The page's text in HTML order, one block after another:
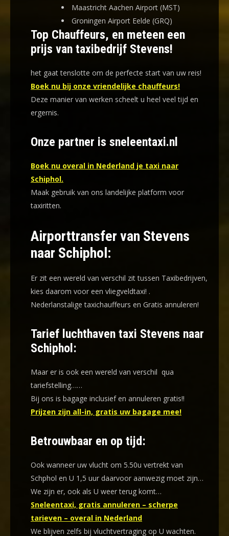
Maastricht Aachen Airport (MST)
Groningen Airport Eelde (GRQ)
Top Chauffeurs, en meteen een
prijs van taxibedrijf Stevens!
het gaat tenslotte om de perfecte start van uw reis!
Boek nu bij onze vriendelijke chauffeurs!
Deze manier van werken scheelt u heel veel tijd en
ergernis.
Onze partner is sneleentaxi.nl
Boek nu overal in Nederland je taxi naar
Schiphol.
Maak gebruik van ons landelijke platform voor
taxiritten.
Airporttransfer van Stevens
naar Schiphol:
Er zit een wereld van verschil zit tussen Taxibedrijven,
kies daarom voor een vliegveldtaxi! .
Nederlanstalige taxichauffeurs en Gratis annuleren!
Tarief luchthaven taxi Stevens naar
Schiphol:
Maar er is ook een wereld van verschil qua
tariefstelling……
Bij ons is bagage inclusief en annuleren gratis!!
Prijzen zijn all-in, gratis uw bagage mee!
Betrouwbaar en op tijd:
Ook wanneer uw vlucht om 5.50u vertrekt van
Schphol en U 1,5 uur daarvoor aanwezig moet zijn…
We zijn er, ook als U weer terug komt…
Sneleentaxi, gratis annuleren – scherpe
tarieven – overal in Nederland
We blijven zelfs bij vluchtvertraging op U wachten.